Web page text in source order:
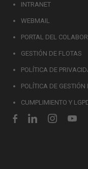
INTRANET
WEBMAIL
PORTAL DEL
GESTIÓN DE FLOTAS
POLÍTICA DE
POLÍTICA DE
CUMPLIMIENTO Y